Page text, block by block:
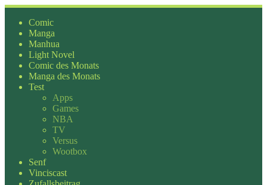
Zum
Inhalt
springen
Comic
Manga
Manhua
Light Novel
Comic des Monats
Manga des Monats
Test
Apps
Games
NBA
TV
Versus
Wootbox
Senf
Vinciscast